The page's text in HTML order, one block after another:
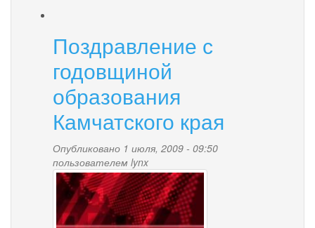
Поздравление с
годовщиной
образования
Камчатского края
Опубликовано 1 июля, 2009 - 09:50
пользователем lynx
news-
palana.jpg